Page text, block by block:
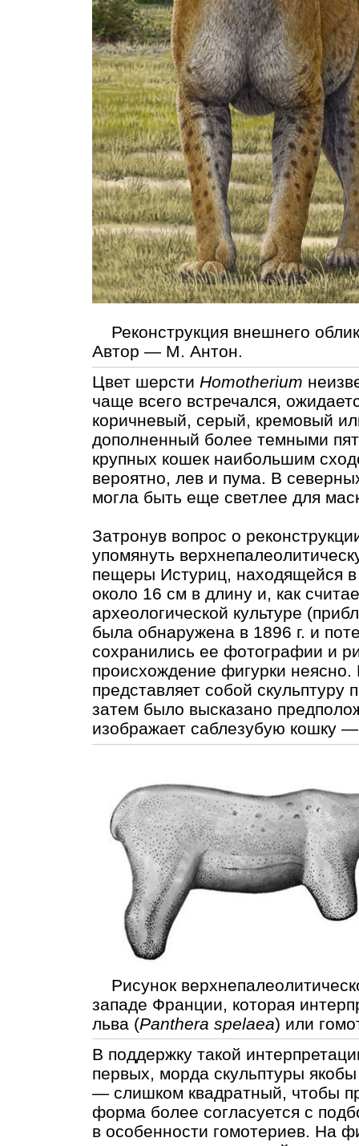
Реконструкция внешнего
Автор — М. Антон.
Цвет шерсти Homotherium
чаще всего встречался,
коричневый, серый, кремовый
дополненный более темными
крупных кошек наибольшим
вероятно, лев и пума. В
могла быть еще светлее для
Затронув вопрос о
упомянуть
пещеры Истуриц, находящейся
около 16 см в длину и, как
археологической культуре
была обнаружена в 1896 г. и
сохранились ее фотографии и
происхождение фигурки
представляет собой скульптуру
затем было высказано
изображает саблезубую кошку
Рисунок
западе Франции, которая
льва (Panthera spelaea) или
В поддержку такой
первых, морда скульптуры
— слишком квадратный, чтобы
форма более согласуется с
в особенности гомотериев. На